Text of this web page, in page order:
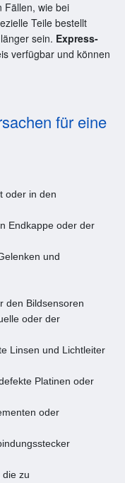
Fällen, wie bei
Teile bestellt
sein. Express-
verfügbar und können
für eine
oder in den
Endkappe oder der
und
den Bildsensoren
oder der
Linsen und Lichtleiter
Platinen oder
oder
die zu